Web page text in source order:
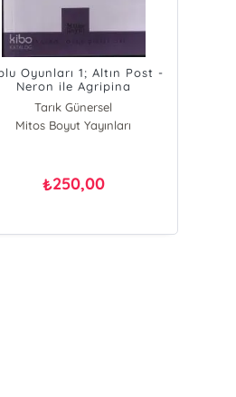
Oyunları 1; Altın Post -
Neron ile Agripina
Tarık Günersel
Mitos Boyut Yayınları
₺250,00